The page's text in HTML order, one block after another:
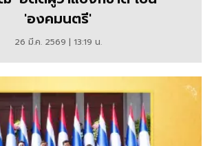
'องคมนตรี'
26 มี.ค. 2569 | 13:19 น.